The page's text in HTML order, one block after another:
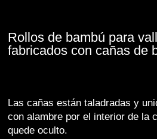
Rollos de bambú para
fabricados con cañas de
Las cañas están taladradas y
con alambre por el interior de la
quede oculto.